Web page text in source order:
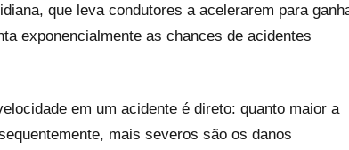
que leva condutores a acelerarem para
exponencialmente as chances de acidentes
em um acidente é direto: quanto maior a
mais severos são os danos